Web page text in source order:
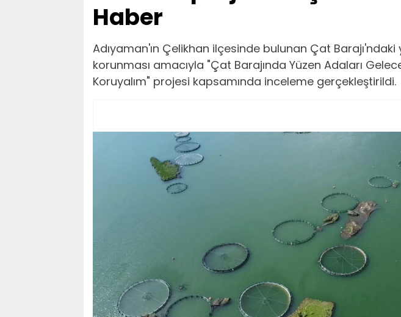
Haber
Adıyaman'ın Çelikhan ilçesinde bulunan Çat Barajı'ndaki
korunması amacıyla "Çat Barajında Yüzen Adaları
Koruyalım" projesi kapsamında inceleme gerçekleştirildi.